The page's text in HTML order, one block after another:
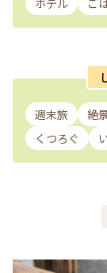
ホテル ご
週末旅 絶
くつろぐ